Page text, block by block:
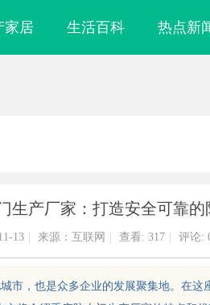
家居 生活百科 热点新
生产厂家：打造安全可靠的
13 来源：互联网 查看: 317 评论:
市，也是众多企业的发展聚集地。在